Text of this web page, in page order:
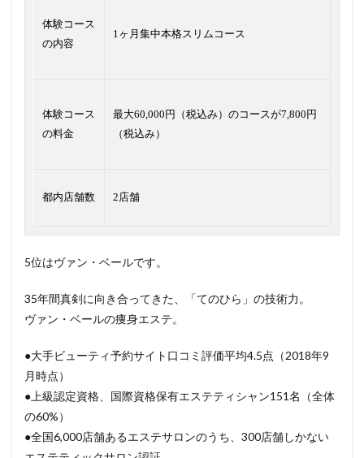
体験コース
の内容
1ヶ月集中本格スリムコース
体験コース
の料金
最大60,000円（税込み）のコースが7,800円
（税込み）
都内店舗数 2店舗
5位はヴァン・ベールです。
35年間真剣に向き合ってきた、「てのひら」の技術力。
ヴァン・ベールの痩身エステ。
●大手ビューティ予約サイト口コミ評価平均4.5点（2018年9
月時点）
●上級認定資格、国際資格保有エステティシャン151名（全体
の60%）
●全国6,000店舗あるエステサロンのうち、300店舗しかない